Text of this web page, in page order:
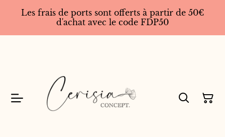
Les frais de ports sont offerts à partir de 50€
d'achat avec le code FDP50